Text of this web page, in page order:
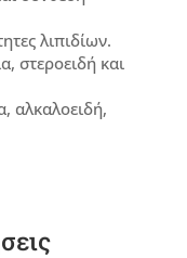
λιπιδίων.
στεροειδή και
αλκαλοειδή,